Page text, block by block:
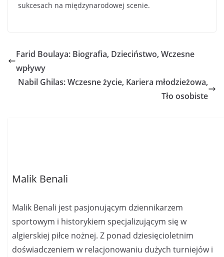
sukcesach na międzynarodowej scenie.
Farid Boulaya: Biografia, Dzieciństwo, Wczesne
wpływy
Nabil Ghilas: Wczesne życie, Kariera młodzieżowa,
Tło osobiste
Malik Benali
Malik Benali jest pasjonującym dziennikarzem
sportowym i historykiem specjalizującym się w
algierskiej piłce nożnej. Z ponad dziesięcioletnim
doświadczeniem w relacjonowaniu dużych turniejów i